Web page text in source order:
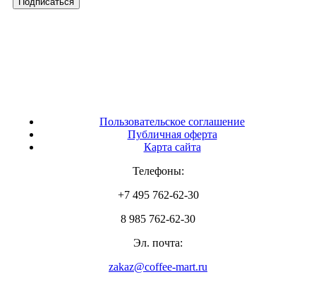
Пользовательское соглашение
Публичная оферта
Карта сайта
Телефоны:
+7 495 762-62-30
8 985 762-62-30
Эл. почта:
zakaz@coffee-mart.ru